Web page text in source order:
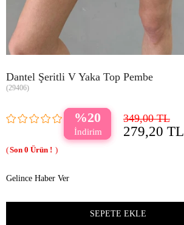
Dantel Şeritli V Yaka Top Pembe
(29406)
20 349,00 TL
279,20 TL
0
Gelince Haber Ver